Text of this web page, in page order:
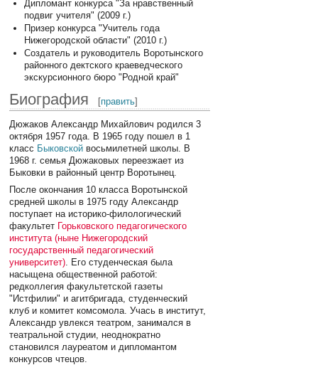
Дипломант конкурса "За нравственный
подвиг учителя" (2009 г.)
Призер конкурса "Учитель года
Нижегородской области" (2010 г.)
Создатель и руководитель Воротынского
районного дектского краеведческого
экскурсионного бюро "Родной край"
Биография [править]
Дюжаков Александр Михайлович родился 3
октября 1957 года. В 1965 году пошел в 1
класс Быковской восьмилетней школы. В
1968 г. семья Дюжаковых переезжает из
Быковки в районный центр Воротынец.
После окончания 10 класса Воротынской
средней школы в 1975 году Александр
поступает на историко-филологический
факультет Горьковского педагогического
института (ныне Нижегородский
государственный педагогический
университет) . Его студенческая была
насыщена общественной работой:
редколлегия факультетской газеты
"Истфилии" и агитбригада, студенческий
клуб и комитет комсомола. Учась в институт,
Александр увлекся театром, занимался в
театральной студии, неоднократно
становился лауреатом и дипломантом
конкурсов чтецов.